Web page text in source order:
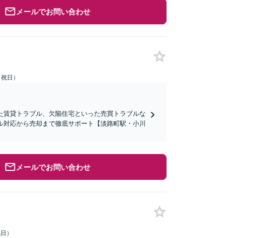
メールでお問い合わせ
日）
賃貸トラブル、欠陥住宅といった売買トラブルな
応から売却まで徹底サポート【淡路町駅・小川
メールでお問い合わせ
）